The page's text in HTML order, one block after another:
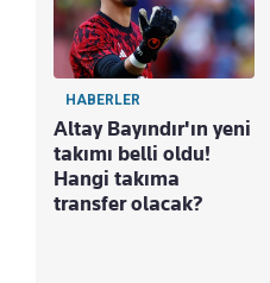
HABERLER
Altay Bayındır'ın yeni
takımı belli oldu!
Hangi takıma
transfer olacak?